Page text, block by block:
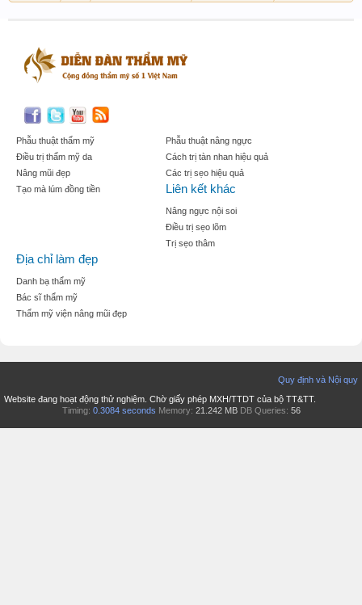
Phẫu thuật thẩm mỹ
Điều trị thẩm mỹ da
Nâng mũi đẹp
Tạo mà lúm đồng tiền
Phẫu thuật nâng ngực
Cách trị tàn nhan hiệu quả
Các trị sẹo hiệu quả
Liên kết khác
Nâng ngực nội soi
Điều trị sẹo lõm
Trị sẹo thâm
Địa chỉ làm đẹp
Danh bạ thẩm mỹ
Bác sĩ thẩm mỹ
Thẩm mỹ viện nâng mũi đẹp
Quy định và Nội quy
Website đang hoạt động thử nghiệm. Chờ giấy phép MXH/TTDT của bộ TT&TT.
Timing: 0.3084 seconds Memory: 21.242 MB DB Queries: 56